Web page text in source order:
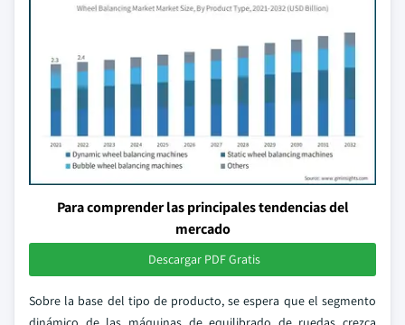
Para comprender las principales tendencias del
mercado
Descargar PDF Gratis
Sobre la base del tipo de producto, se espera que el segmento